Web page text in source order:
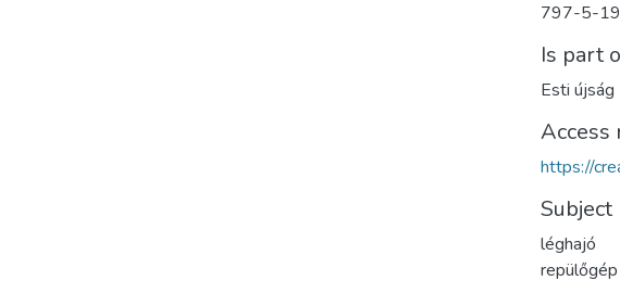
797-5-
Is part
Esti újság
Access
https://
Subject
léghajó
repülőgép